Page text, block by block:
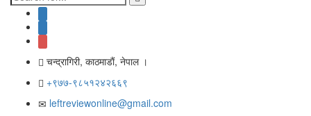
चन्द्रागिरी, काठमाडाैं, नेपाल ।
+९७७-९८५१२४२६६९
leftreviewonline@gmail.com